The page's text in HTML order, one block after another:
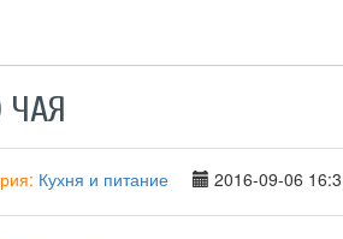
Кухня и питание 2016-09-06